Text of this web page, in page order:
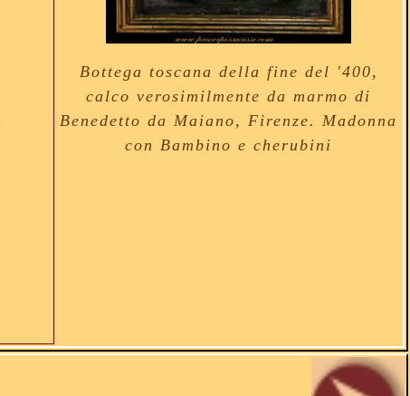
Bottega toscana della fine del '400,
calco verosimilmente da marmo di
Benedetto da Maiano, Firenze. Madonna
con Bambino e cherubini